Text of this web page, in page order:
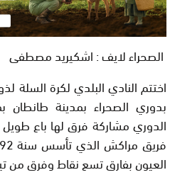
الصحراء لايف : اشكيريد مصطفى
اختتم النادي البلدي لكرة السلة
بدوري الصحراء بمدينة
الدوري مشاركة فرق لها باع
العيون بفارق تسع نقاط وفرق من